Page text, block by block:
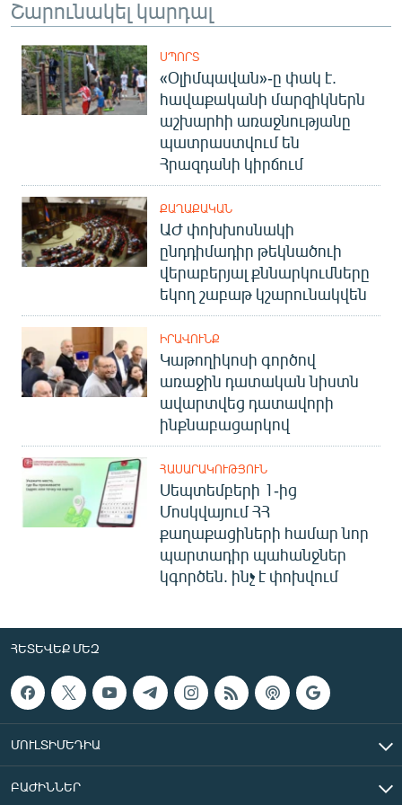
Շարունակել կարդալ
ՍՊՈՐՏ
«Օլիմպավան»-ը փակ է.
հավաքականի մարզիկներն
աշխարհի առաջնությանը
պատրաստվում են
Հրազդանի կիրճում
ՔԱՂԱՔԱԿԱՆ
ԱԺ փոխխոսնակի
ընդդիմադիր թեկնածուի
վերաբերյալ քննարկումները
եկող շաբաթ կշարունակվեն
ԻՐԱՎՈՒՆՔ
Կաթողիկոսի գործով
առաջին դատական նիստն
ավարտվեց դատավորի
ինքնաբացարկով
ՀԱՍԱՐԱԿՈՒԹՅՈՒՆ
Սեպտեմբերի 1-ից
Մոսկվայում ՀՀ
քաղաքացիների համար նոր
պարտադիր պահանջներ
կգործեն. ինչ է փոխվում
ՀԵՏԵՎԵՔ ՄԵԶ
ՄՈՒԼՏԻՄԵԴԻԱ
ԲԱԺԻՆՆԵՐ